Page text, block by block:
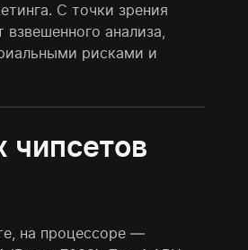
С точки зрения
анализа,
рисками и
чипсетов
на процессоре —